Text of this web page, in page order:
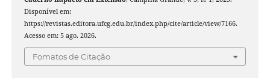
Disponível em:
https://revistas.editora.ufcg.edu.br/index.php/cite/article/view/7166.
Acesso em: 5 ago. 2026.
Fomatos de Citação